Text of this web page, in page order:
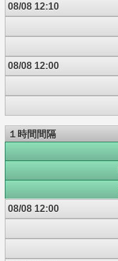
08/08 12:10
08/08 12:00
１時間間隔
08/08 12:00